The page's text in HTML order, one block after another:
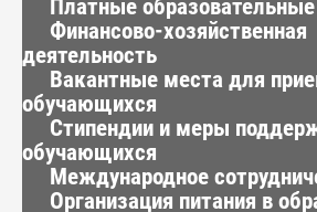
Платные образовательные
Финансово-хозяйственная
деятельность
Вакантные места для
обучающихся
Стипендии и меры
обучающихся
Международное
Организация питания в